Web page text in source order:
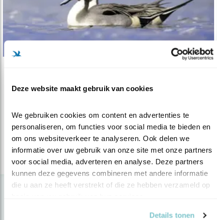
Deze website maakt gebruik van cookies
We gebruiken cookies om content en advertenties te
personaliseren, om functies voor social media te bieden en
om ons websiteverkeer te analyseren. Ook delen we
informatie over uw gebruik van onze site met onze partners
voor social media, adverteren en analyse. Deze partners
kunnen deze gegevens combineren met andere informatie
die u aan ze heeft verstrekt of die ze hebben verzameld op
Details tonen
Kijktip: watervogel-eldorado
Biesbosch.
lees meer